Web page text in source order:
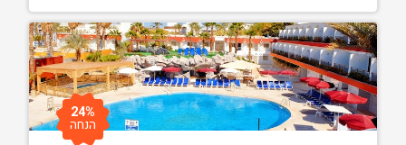
24%
הנחה